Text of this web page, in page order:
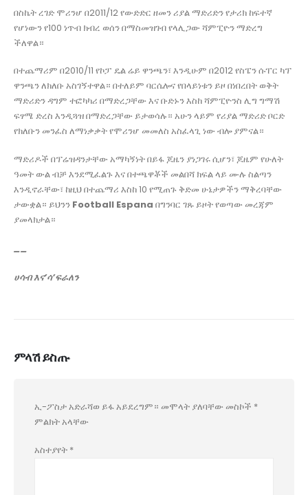
በስኬት ረገድ ሞሪንሆ በ2011/12 የውድድር ዘመን ሪያል ማድሪድን የታሪክ ከፍተኛ
የሆነውን የ100 ነጥብ ክብረ ወሰን በማስመዝገብ የላሊጋው ሻምፒዮን ማድረግ
ችለዋል።
በተጨማሪም በ2010/11 የኮፓ ዴል ሬይ ዋንጫን፣ እንዲሁም በ2012 የስፔን ሱፐር ካፕ
ዋንጫን ለክለቡ አስገኝተዋል። በተለይም ባርሴሎና የበላይነቱን ይዞ በነበረበት ወቅት
ማድሪድን ዳግም ተፎካካሪ በማድረጋቸው እና ቡድኑን እስከ ሻምፒዮንስ ሊግ ግማሽ
ፍፃሜ ድረስ እንዲጓዝ በማድረጋቸው ይታወሳሉ። አሁን ላይም የሪያል ማድሪድ ቦርድ
የክለቡን መንፈስ ለማነቃቃት የሞሪንሆ መመለስ አስፈላጊ ነው ብሎ ያምናል።
ማድሪዶች በፕሬዝዳንታቸው አማካኝነት በይፋ ጆዜን ያነጋገሩ ሲሆን፣ ጆዜም የሁለት
ዓመት ውል ብቻ እንደሚፈልጉ እና በተጫዋቾች መልበሻ ክፍል ላይ ሙሉ ስልጣን
እንዲኖራቸው፣ ከዚህ በተጨማሪ እስከ 10 የሚጠጉ ቅድመ ሁኔታዎችን ማቅረባቸው
ታውቋል። ይህንን Football Espana በግንባር ገጹ ይዞት የወጣው መረጃም
ያመላክታል።
ሀሳብ እና’ሳ’ፍራለን
ምላሽ ይስጡ
ኢ-ፖስታ አድራሻወ ይፋ አይደረግም። መሞላት ያለባቸው መስኮች *
ምልክት አላቸው
አስተያየት *